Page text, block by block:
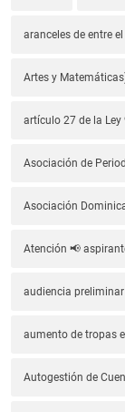
aranceles de entre
Artes y
artículo 27 de la Ley
Asociación de
Asociación
Atención 📢
audiencia
aumento de tropas
Autogestión de